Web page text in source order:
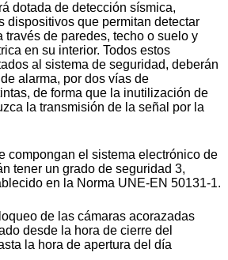
dotada de detección sísmica,
dispositivos que permitan detectar
través de paredes, techo o suelo y
en su interior. Todos estos
al sistema de seguridad, deberán
alarma, por dos vías de
de forma que la inutilización de
la transmisión de la señal por la
compongan el sistema electrónico de
tener un grado de seguridad 3,
en la Norma UNE-EN 50131-1.
de las cámaras acorazadas
desde la hora de cierre del
la hora de apertura del día